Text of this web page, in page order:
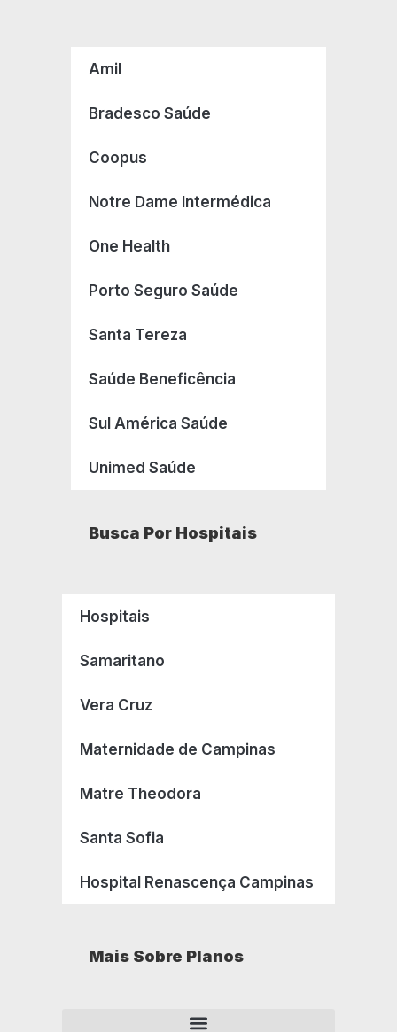
Amil
Bradesco Saúde
Coopus
Notre Dame Intermédica
One Health
Porto Seguro Saúde
Santa Tereza
Saúde Beneficência
Sul América Saúde
Unimed Saúde
Busca Por Hospitais
Hospitais
Samaritano
Vera Cruz
Maternidade de Campinas
Matre Theodora
Santa Sofia
Hospital Renascença Campinas
Mais Sobre Planos